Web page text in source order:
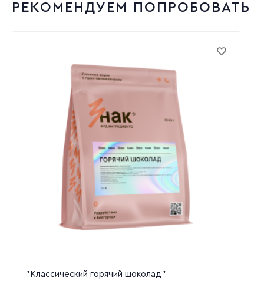
РЕКОМЕНДУЕМ ПОПРОБОВАТЬ
"Классический горячий шоколад"